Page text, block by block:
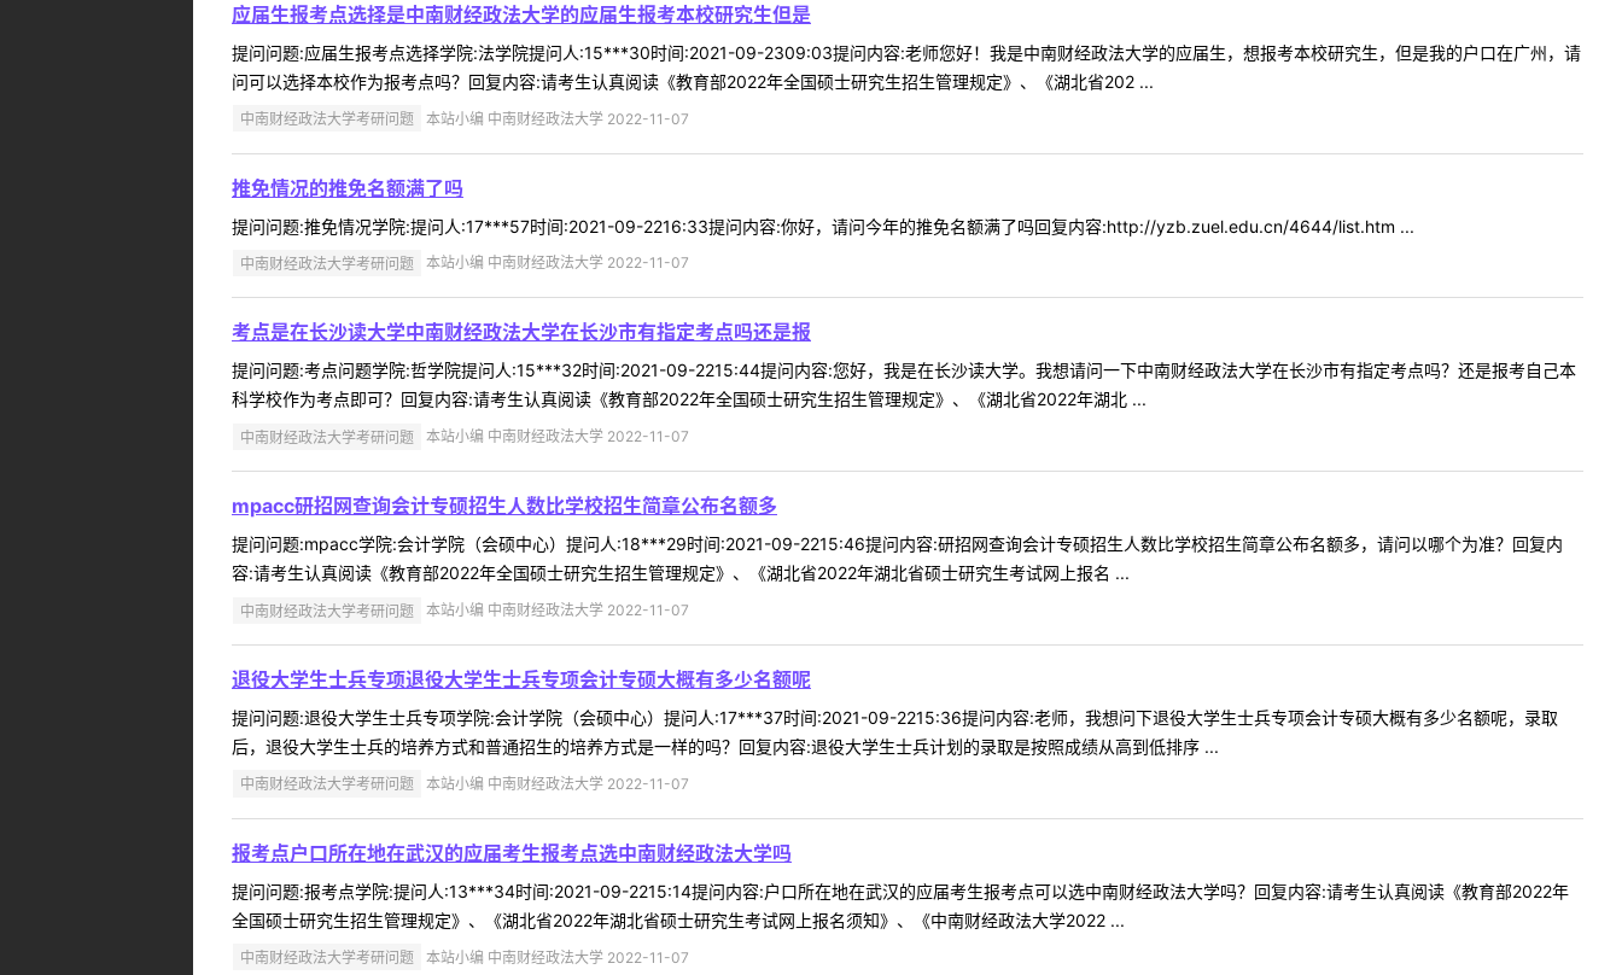
应届生报考点选择是中南财经政法大学的应届生报考本校研究生但是
提问问题:应届生报考点选择学院:法学院提问人:15***30时间:2021-09-2309:03提问内容:老师您好！我是中南财经政法大学的应届生，想报考本校研究生，但是我的户口在广州，请
问可以选择本校作为报考点吗？回复内容:请考生认真阅读《教育部2022年全国硕士研究生招生管理规定》、《湖北省202 ...
中南财经政法大学考研问题 本站小编 中南财经政法大学 2022-11-07
推免情况的推免名额满了吗
提问问题:推免情况学院:提问人:17***57时间:2021-09-2216:33提问内容:你好，请问今年的推免名额满了吗回复内容:http://yzb.zuel.edu.cn/4644/list.htm ...
中南财经政法大学考研问题 本站小编 中南财经政法大学 2022-11-07
考点是在长沙读大学中南财经政法大学在长沙市有指定考点吗还是报
提问问题:考点问题学院:哲学院提问人:15***32时间:2021-09-2215:44提问内容:您好，我是在长沙读大学。我想请问一下中南财经政法大学在长沙市有指定考点吗？还是报考自己本
科学校作为考点即可？回复内容:请考生认真阅读《教育部2022年全国硕士研究生招生管理规定》、《湖北省2022年湖北 ...
中南财经政法大学考研问题 本站小编 中南财经政法大学 2022-11-07
mpacc研招网查询会计专硕招生人数比学校招生简章公布名额多
提问问题:mpacc学院:会计学院（会硕中心）提问人:18***29时间:2021-09-2215:46提问内容:研招网查询会计专硕招生人数比学校招生简章公布名额多，请问以哪个为准？回复内
容:请考生认真阅读《教育部2022年全国硕士研究生招生管理规定》、《湖北省2022年湖北省硕士研究生考试网上报名 ...
中南财经政法大学考研问题 本站小编 中南财经政法大学 2022-11-07
退役大学生士兵专项退役大学生士兵专项会计专硕大概有多少名额呢
提问问题:退役大学生士兵专项学院:会计学院（会硕中心）提问人:17***37时间:2021-09-2215:36提问内容:老师，我想问下退役大学生士兵专项会计专硕大概有多少名额呢，录取
后，退役大学生士兵的培养方式和普通招生的培养方式是一样的吗？回复内容:退役大学生士兵计划的录取是按照成绩从高到低排序 ...
中南财经政法大学考研问题 本站小编 中南财经政法大学 2022-11-07
报考点户口所在地在武汉的应届考生报考点选中南财经政法大学吗
提问问题:报考点学院:提问人:13***34时间:2021-09-2215:14提问内容:户口所在地在武汉的应届考生报考点可以选中南财经政法大学吗？回复内容:请考生认真阅读《教育部2022年
全国硕士研究生招生管理规定》、《湖北省2022年湖北省硕士研究生考试网上报名须知》、《中南财经政法大学2022 ...
中南财经政法大学考研问题 本站小编 中南财经政法大学 2022-11-07